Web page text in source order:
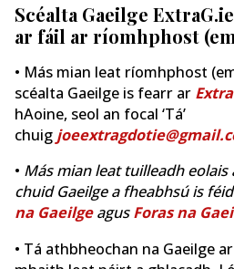
Scéalta Gaeilge ExtraG.ie
ar fáil ar ríomhphost
• Más mian leat ríomhphost
scéalta Gaeilge is fearr ar
hAoine, seol an focal ‘Tá’
chuig
• Más mian leat tuilleadh
chuid Gaeilge a fheabhsú is
na GaeilgeagusForas na
• Tá athbheochan na Gaeilge